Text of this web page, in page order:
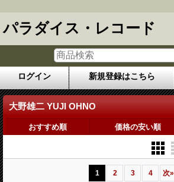
パラダイス・レコード
ログイン 新規登録はこちら
大野雄二 YUJI OHNO
おすすめ順 価格の安い順
1 2 3 4 次»